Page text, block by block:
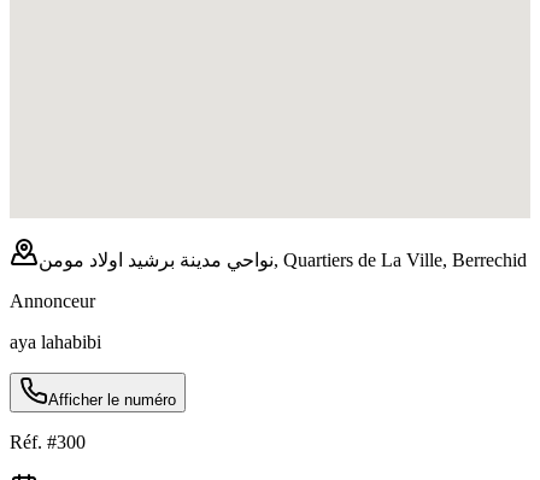
نواحي مدينة برشيد اولاد مومن, Quartiers de La Ville, Berrechid
Annonceur
aya lahabibi
Afficher le numéro
Réf. #300